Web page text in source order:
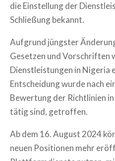
die Einstellung der
Schließung bekannt.
Aufgrund jüngster
Gesetzen und Vorschriften
Dienstleistungen in Nigeria
Entscheidung wurde nach
Bewertung der Richtlinien
tätig sind, getroffen.
Ab dem 16. August 2024
neuen Positionen mehr